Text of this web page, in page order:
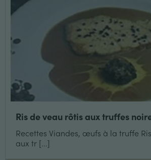
Ris de veau rôtis aux truffes
Recettes Viandes, œufs à la truffe
aux tr [...]